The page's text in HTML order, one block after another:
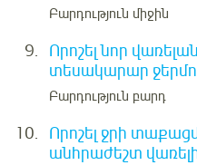
Բարդություն միջին
9.
Որոշել նոր
տեսակարար
Բարդություն բարդ
10.
Որոշել ջրի
անհրաժեշտ